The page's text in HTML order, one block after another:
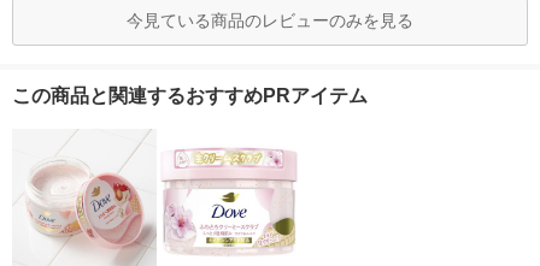
今見ている商品のレビューのみを見る
この商品と関連するおすすめPRアイテム